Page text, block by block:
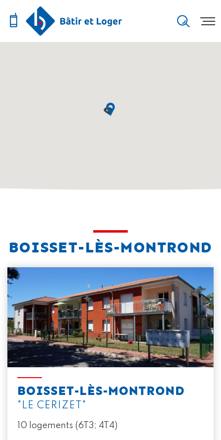
BOISSET-LÈS-MONTROND
BOISSET-LÈS-MONTROND
"LE CERIZET"
10 logements (6T3; 4T4)